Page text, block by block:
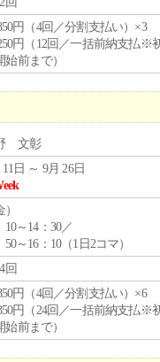
円（4回／分割支払い）×3
円（12回／一括前納支払※
始前まで）
文彰
日 ～ 9月 26日
）
10～14：30／
50～16：10（1日2コマ）
回
円（4回／分割支払い）×6
円（24回／一括前納支払※
始前まで）